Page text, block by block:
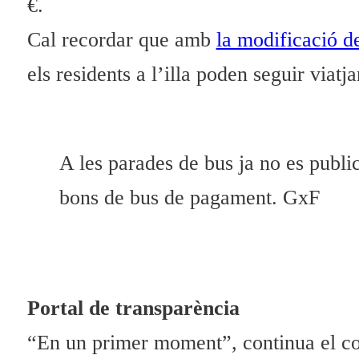
€.
Cal recordar que amb la modificació
els residents a l’illa poden seguir
A les parades de bus ja no es
bons de bus de pagament. GxF
Portal de transparència
“En un primer moment”, continua el